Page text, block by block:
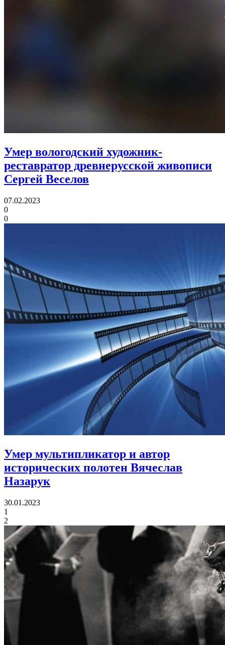
Умер вологодский художник-
реставратор древнерусской живописи
Сергей Веселов
07.02.2023
0
0
Умер мультипликатор и автор
исторических полотен Вячеслав
Назарук
30.01.2023
1
2